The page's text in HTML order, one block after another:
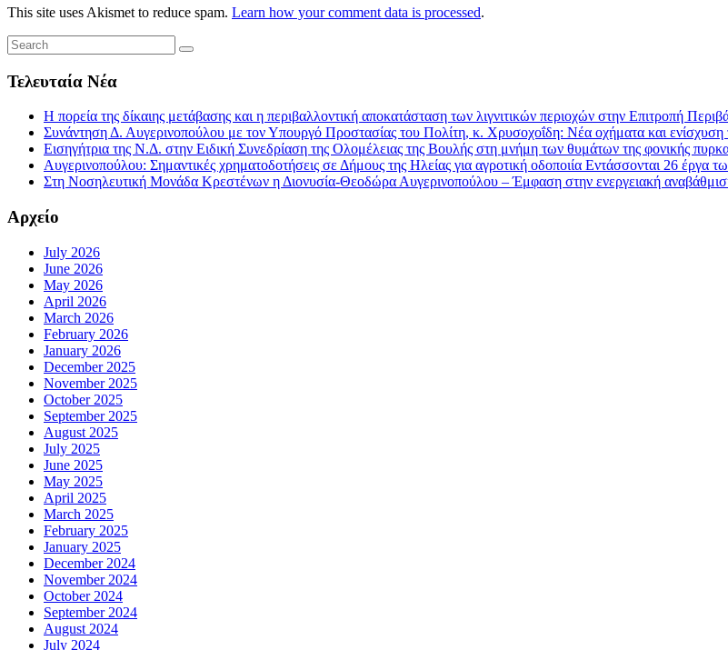
This site uses Akismet to reduce spam. Learn how your comment data is processed.
Τελευταία Νέα
Η πορεία της δίκαιης μετάβασης και η περιβαλλοντική αποκατάσταση των λιγνιτικών περιοχών στην Επιτροπή
Συνάντηση Δ. Αυγερινοπούλου με τον Υπουργό Προστασίας του Πολίτη, κ. Χρυσοχοΐδη: Νέα οχήματα και
Εισηγήτρια της Ν.Δ. στην Ειδική Συνεδρίαση της Ολομέλειας της Βουλής στη μνήμη των θυμάτων της φονικής
Αυγερινοπούλου: Σημαντικές χρηματοδοτήσεις σε Δήμους της Ηλείας για αγροτική οδοποιία Εντάσσονται 26 έργα
Στη Νοσηλευτική Μονάδα Κρεστένων η Διονυσία-Θεοδώρα Αυγερινοπούλου – Έμφαση στην ενεργειακή αναβάθμιση
Αρχείο
July 2026
June 2026
May 2026
April 2026
March 2026
February 2026
January 2026
December 2025
November 2025
October 2025
September 2025
August 2025
July 2025
June 2025
May 2025
April 2025
March 2025
February 2025
January 2025
December 2024
November 2024
October 2024
September 2024
August 2024
July 2024